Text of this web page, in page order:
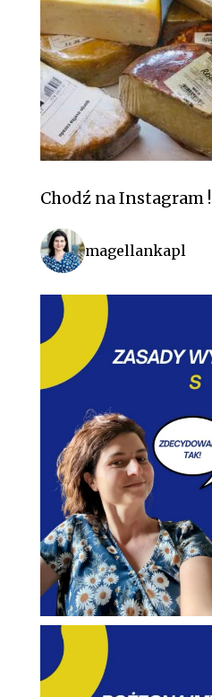
Chodź na Instagram !
magellankapl